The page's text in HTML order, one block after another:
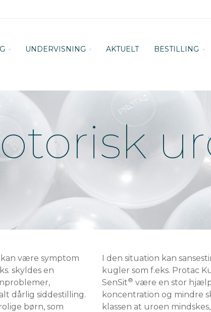
UNDERVISNING AKTUELT BESTILLING
være symptom
skyldes en
dårlig siddestilling.
børn, som
I den situation kan
kugler som f.eks. Protac
SenSit® være en stor
koncentration og mindre
klassen at uroen